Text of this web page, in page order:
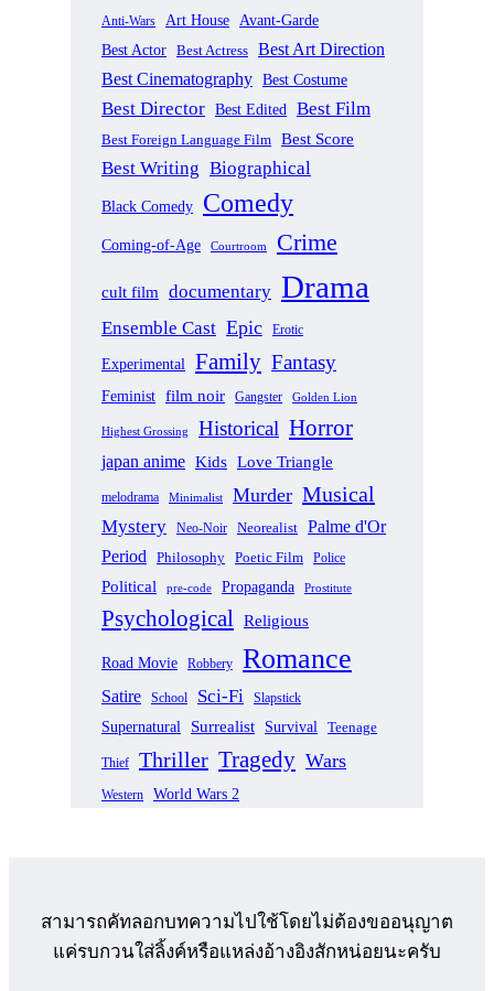
Anti-Wars Art House
Avant-Garde
Best Actor Best Actress Best Art Direction
Best Cinematography Best Costume
Best Director Best Edited Best Film
Best Foreign Language Film Best Score
Best Writing Biographical
Black Comedy Comedy
Coming-of-Age Courtroom Crime
cult film documentary Drama
Ensemble Cast Epic Erotic
Experimental Family Fantasy
Feminist film noir Gangster Golden Lion
Highest Grossing Historical Horror
japan anime Kids Love Triangle
melodrama Minimalist Murder Musical
Mystery Neo-Noir Neorealist Palme d'Or
Period Philosophy Poetic Film Police
Political pre-code Propaganda Prostitute
Psychological Religious
Road Movie Robbery Romance
Satire School Sci-Fi Slapstick
Supernatural Surrealist Survival Teenage
Thief Thriller Tragedy Wars
Western World Wars 2
สามารถคัทลอกบทความไปใช้โดยไม่ต้องขออนุญาต
แค่รบกวนใส่ลิ้งค์หรือแหล่งอ้างอิงสักหน่อยนะครับ